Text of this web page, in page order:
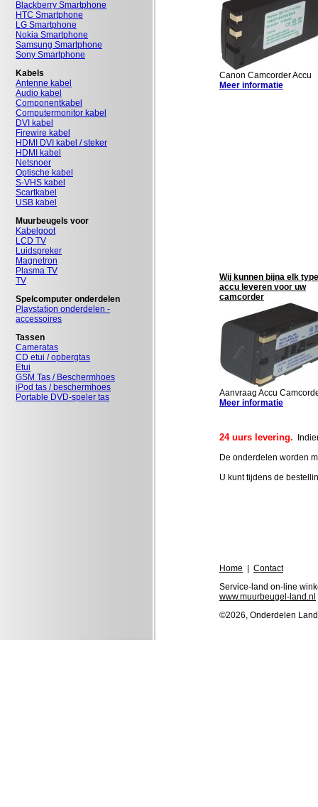
Blackberry Smartphone
HTC Smartphone
LG Smartphone
Nokia Smartphone
Samsung Smartphone
Sony Smartphone
Kabels
Antenne kabel
Audio kabel
Componentkabel
Computermonitor kabel
DVI kabel
Firewire kabel
HDMI DVI kabel / steker
HDMI kabel
Netsnoer
Optische kabel
S-VHS kabel
Scartkabel
USB kabel
Muurbeugels voor
Kabelgoot
LCD TV
Luidspreker
Magnetron
Plasma TV
TV
Spelcomputer onderdelen
Playstation onderdelen -
accessoires
Tassen
Cameratas
CD etui / opbergtas
Etui
GSM Tas / Beschermhoes
iPod tas / beschermhoes
Portable DVD-speler tas
Canon Camcorder Accu
Meer informatie
Wij kunnen bijna elk type
accu leveren voor uw
camcorder
Aanvraag Accu
Meer informatie
24 uurs levering.
De onderdelen worden
U kunt tijdens de
Home
Contact
Service-land on-line
www.muurbeugel-land.nl
©2026, Onderdelen